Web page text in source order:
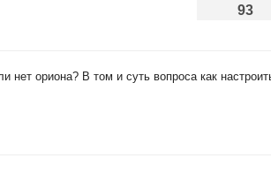
93
ориона? В том и суть вопроса как